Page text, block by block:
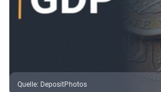
Quelle: DepositPhotos